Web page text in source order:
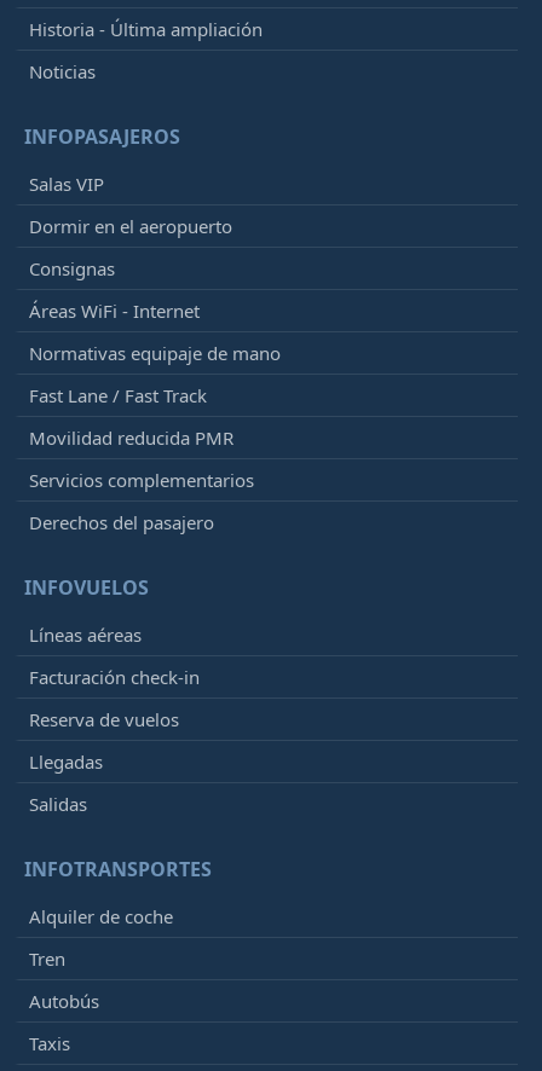
Historia - Última ampliación
Noticias
INFOPASAJEROS
Salas VIP
Dormir en el aeropuerto
Consignas
Áreas WiFi - Internet
Normativas equipaje de mano
Fast Lane / Fast Track
Movilidad reducida PMR
Servicios complementarios
Derechos del pasajero
INFOVUELOS
Líneas aéreas
Facturación check-in
Reserva de vuelos
Llegadas
Salidas
INFOTRANSPORTES
Alquiler de coche
Tren
Autobús
Taxis